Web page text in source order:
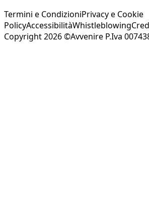
Termini e CondizioniPrivacy e Cookie
PolicyAccessibilitàWhistleblowing
Copyright 2026 ©Avvenire P.Iva